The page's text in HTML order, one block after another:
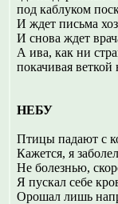
под каблуком
И ждет письма
И снова ждет
А ива, как ни
покачивая веткой
НЕБУ
Птицы падают с
Кажется, я
Не болезнью,
Я пускал себе
Орошал лишь